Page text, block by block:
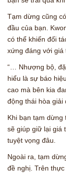
Tạm dừng cũng
đầu của bạn.
có thể khiến đối
xứng đáng với giá
“… Nhượng bộ,
hiểu là sự báo
cao mà bên kia
động thái hòa giải
Khi bạn tạm
sẽ giúp giữ lại giá
tuyệt vọng đâu.
Ngoài ra, tạm
đề nghị. Trên